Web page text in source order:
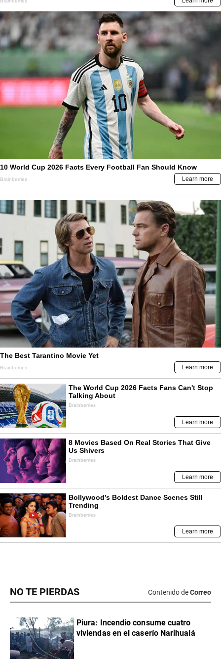
NO TE PIERDAS Contenido deCorreo
Piura: Incendio consume cuatro
viviendas en el caserío Narihualá